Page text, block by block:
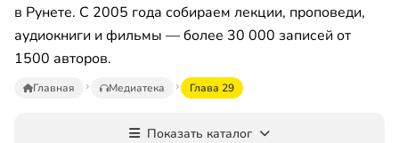
в Рунете. С 2005 года собираем лекции, проповеди,
аудиокниги и фильмы — более 30 000 записей от
1500 авторов.
Главная Медиатека Глава 29
Показать каталог